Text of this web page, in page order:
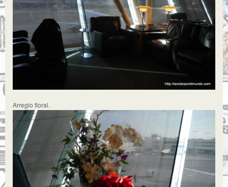
Arreglo floral.